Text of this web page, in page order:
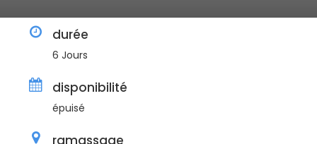
durée
6 Jours
disponibilité
épuisé
ramassage